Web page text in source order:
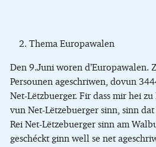
Thema Europawalen
Den 9.Juni woren d’Europawalen.
Persounen ageschriwen, dovun
Net-Lëtzbuerger. Fir dass mir hei
vun Net-Lëtzebuerger sinn, sinn
Rei Net-Lëtzebuerger sinn am
geschéckt ginn well se net